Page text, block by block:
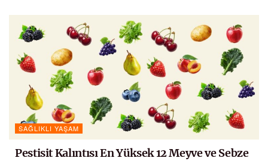
SAĞLIKLI YAŞAM
Pestisit Kalıntısı En Yüksek 12 Meyve ve Sebze